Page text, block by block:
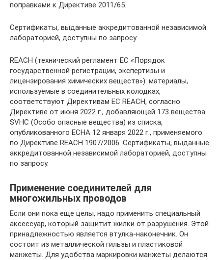
поправками к Директиве 2011/65.
Сертификаты, выданные аккредитованной независимой
лабораторией, доступны по запросу.
REACH (технический регламент ЕС «Порядок
государственной регистрации, экспертизы и
лицензирования химических веществ»): материалы,
используемые в соединительных колодках,
соответствуют Директивам ЕС REACH, согласно
Директиве от июня 2022 г., добавляющей 173 вещества
SVHC (Особо опасные вещества) из списка,
опубликованного ECHA 12 января 2022 г., применяемого
по Директиве REACH 1907/2006. Сертификаты, выданные
аккредитованной независимой лабораторией, доступны
по запросу.
Применение соединителей для
многожильных проводов
Если они пока еще целы, надо применить специальный
аксессуар, который защитит жилки от разрушения. Этой
принадлежностью является втулка-наконечник. Он
состоит из металлической гильзы и пластиковой
манжеты. Для удобства маркировки манжеты делаются